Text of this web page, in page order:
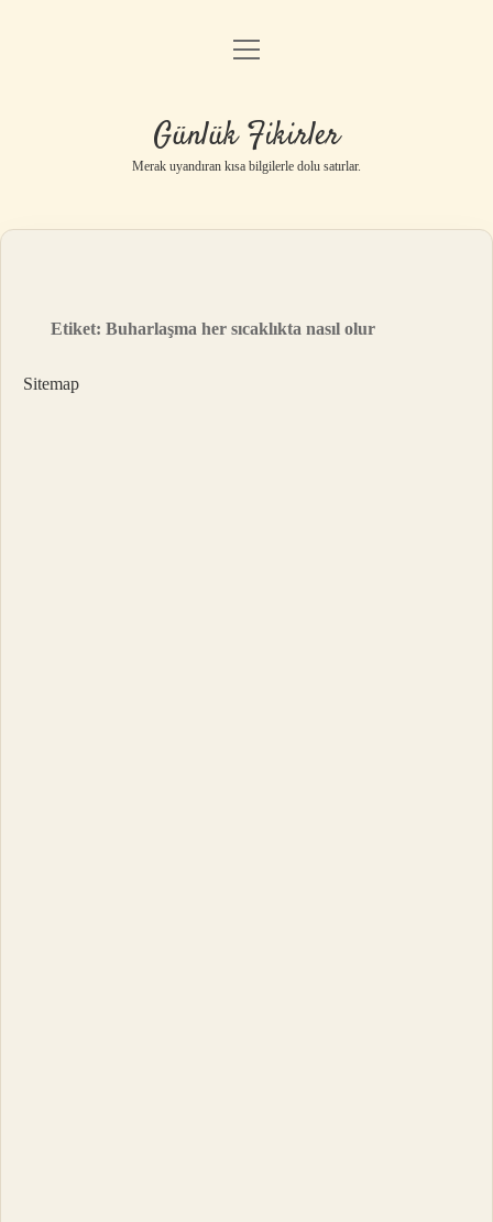
Anasayfa
Yasal Uyarı
menüyü
Günlük Fikirler
Merak uyandıran kısa bilgilerle dolu satırlar.
Etiket:Buharlaşma her sıcaklıkta nasıl olur
Sitemap